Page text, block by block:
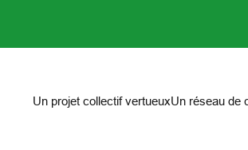
Un projet collectif vertueuxUn réseau de